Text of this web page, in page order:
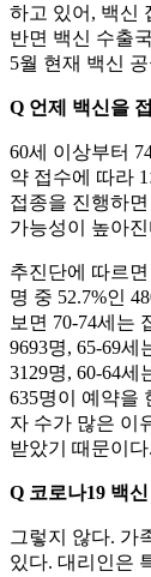
하고 있어, 백신
반면 백신 수출
5월 현재 백신
Q 언제 백신을
60세 이상부터
약 접수에 따라
접종을 진행하
가능성이 높아진
추진단에 따르
명 중 52.7%인
보면 70-74세는
9693명, 65-69세
3129명, 60-64세
635명이 예약을
자 수가 많은 이
받았기 때문이다.
Q 코로나19 백
그렇지 않다. 가
있다. 대리인은